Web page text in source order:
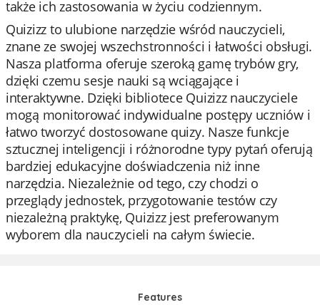
także ich zastosowania w życiu codziennym.
Quizizz to ulubione narzędzie wśród nauczycieli,
znane ze swojej wszechstronności i łatwości obsługi.
Nasza platforma oferuje szeroką gamę trybów gry,
dzięki czemu sesje nauki są wciągające i
interaktywne. Dzięki bibliotece Quizizz nauczyciele
mogą monitorować indywidualne postępy uczniów i
łatwo tworzyć dostosowane quizy. Nasze funkcje
sztucznej inteligencji i różnorodne typy pytań oferują
bardziej edukacyjne doświadczenia niż inne
narzędzia. Niezależnie od tego, czy chodzi o
przeglądy jednostek, przygotowanie testów czy
niezależną praktykę, Quizizz jest preferowanym
wyborem dla nauczycieli na całym świecie.
Features